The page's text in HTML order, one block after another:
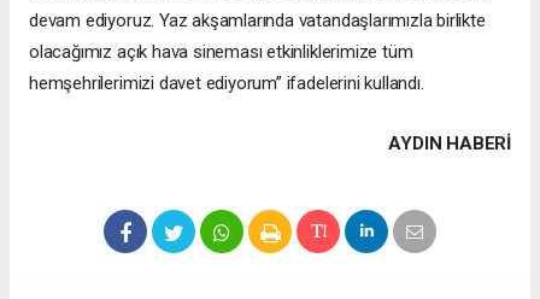
devam ediyoruz. Yaz akşamlarında vatandaşlarımızla birlikte
olacağımız açık hava sineması etkinliklerimize tüm
hemşehrilerimizi davet ediyorum” ifadelerini kullandı.
AYDIN HABERİ